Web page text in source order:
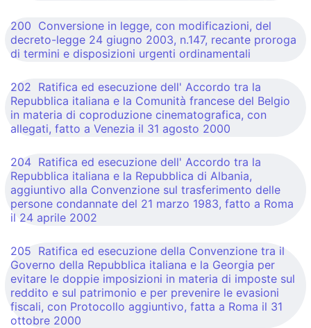
200 Conversione in legge, con modificazioni, del
decreto-legge 24 giugno 2003, n.147, recante proroga
di termini e disposizioni urgenti ordinamentali
202 Ratifica ed esecuzione dell' Accordo tra la
Repubblica italiana e la Comunità francese del Belgio
in materia di coproduzione cinematografica, con
allegati, fatto a Venezia il 31 agosto 2000
204 Ratifica ed esecuzione dell' Accordo tra la
Repubblica italiana e la Repubblica di Albania,
aggiuntivo alla Convenzione sul trasferimento delle
persone condannate del 21 marzo 1983, fatto a Roma
il 24 aprile 2002
205 Ratifica ed esecuzione della Convenzione tra il
Governo della Repubblica italiana e la Georgia per
evitare le doppie imposizioni in materia di imposte sul
reddito e sul patrimonio e per prevenire le evasioni
fiscali, con Protocollo aggiuntivo, fatta a Roma il 31
ottobre 2000